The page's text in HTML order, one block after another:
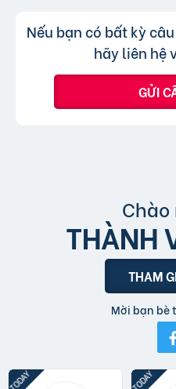
bài đăng.
Trả lời:
Không, trang
tin đăng sử dụng tiếng
Nếu bạn có bất kỳ
hãy liên hệ
GỬI
THÀNH
THAM
Mời bạn bè